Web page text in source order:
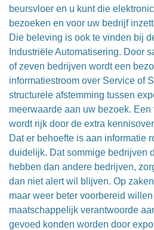
beursvloer en u kunt die
bezoeken en voor uw bedrijf
Die beleving is ook te vinden bij
Industriële Automatisering. Door
of zeven bedrijven wordt een
informatiestroom over Service of
structurele afstemming tussen
meerwaarde aan uw bezoek. Een
wordt rijk door de extra
Dat er behoefte is aan informatie
duidelijk. Dat sommige bedrijven
hebben dan andere bedrijven,
dan niet alert wil blijven. Op
maar weer beter voorbereid
maatschappelijk verantwoorde
gevoed konden worden door